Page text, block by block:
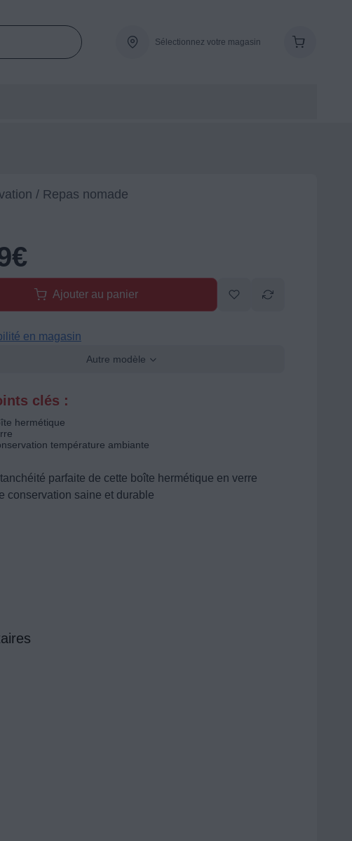
Sélectionnez votre magasin
/ Repas nomade
€
Ajouter au panier
en magasin
Autre modèle
clés :
hermétique
température ambiante
parfaite de cette boîte hermétique en verre
conservation saine et durable